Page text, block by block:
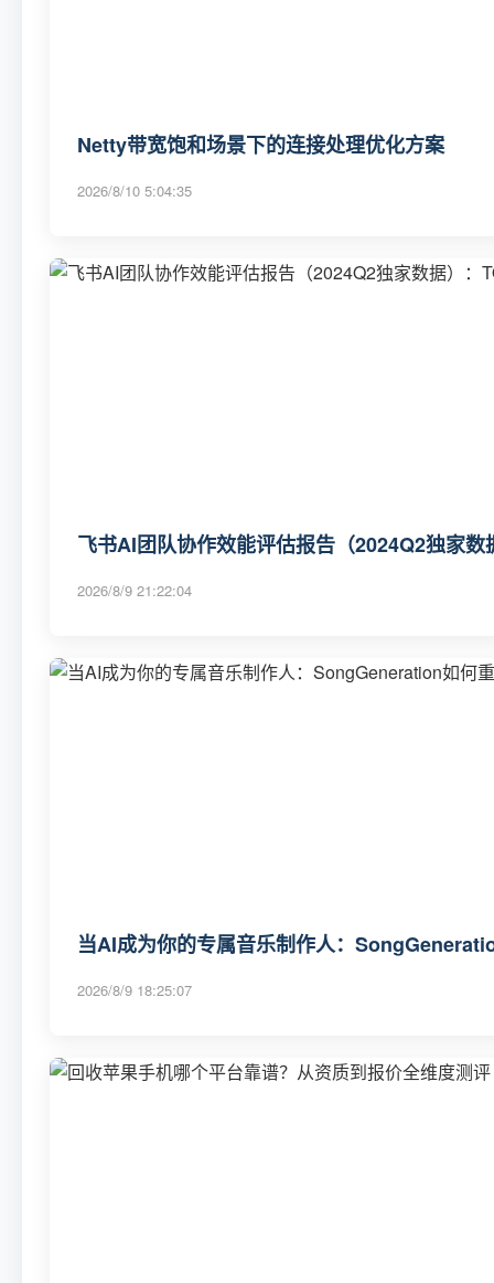
Netty带宽饱和场景下的连接处理优化方案
2026/8/10 5:04:35
飞书AI团队协作效能评估报告（2024Q2独家
2026/8/9 21:22:04
当AI成为你的专属音乐制作人：
2026/8/9 18:25:07